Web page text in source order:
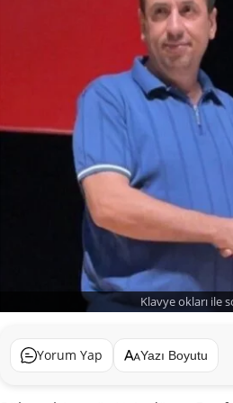
Klavye okları ile
Yorum Yap Yazı Boyutu